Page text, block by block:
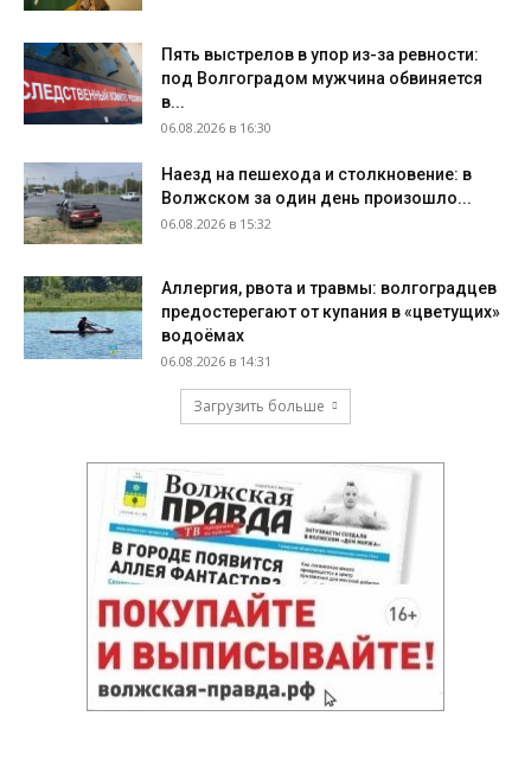
Пять выстрелов в упор из-за ревности:
под Волгоградом мужчина обвиняется
в...
06.08.2026 в 16:30
Наезд на пешехода и столкновение: в
Волжском за один день произошло...
06.08.2026 в 15:32
Аллергия, рвота и травмы: волгоградцев
предостерегают от купания в «цветущих»
водоёмах
06.08.2026 в 14:31
Загрузить больше